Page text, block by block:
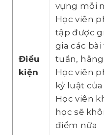
Điều
kiện
vựng mỗi
Học viên
tập được
gia các
tuần,
Học viên
kỷ luật
Học viên
học sẽ
điểm nữa